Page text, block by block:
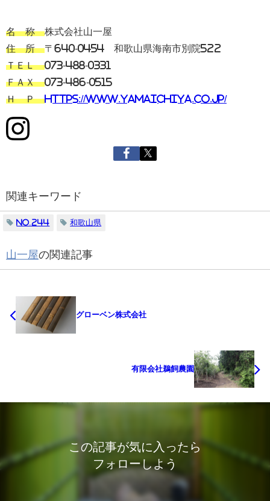
名 称株式会社山一屋
住 所〒640-0454 和歌山県海南市別院522
ＴＥＬ073-488-0331
ＦＡＸ073-486-0515
Ｈ Ｐhttps://www.yamaichiya.co.jp/
関連キーワード
No.244 和歌山県
山一屋の関連記事
グローベン株式会社
有限会社鵜飼農園
この記事が気に入ったら
フォローしよう